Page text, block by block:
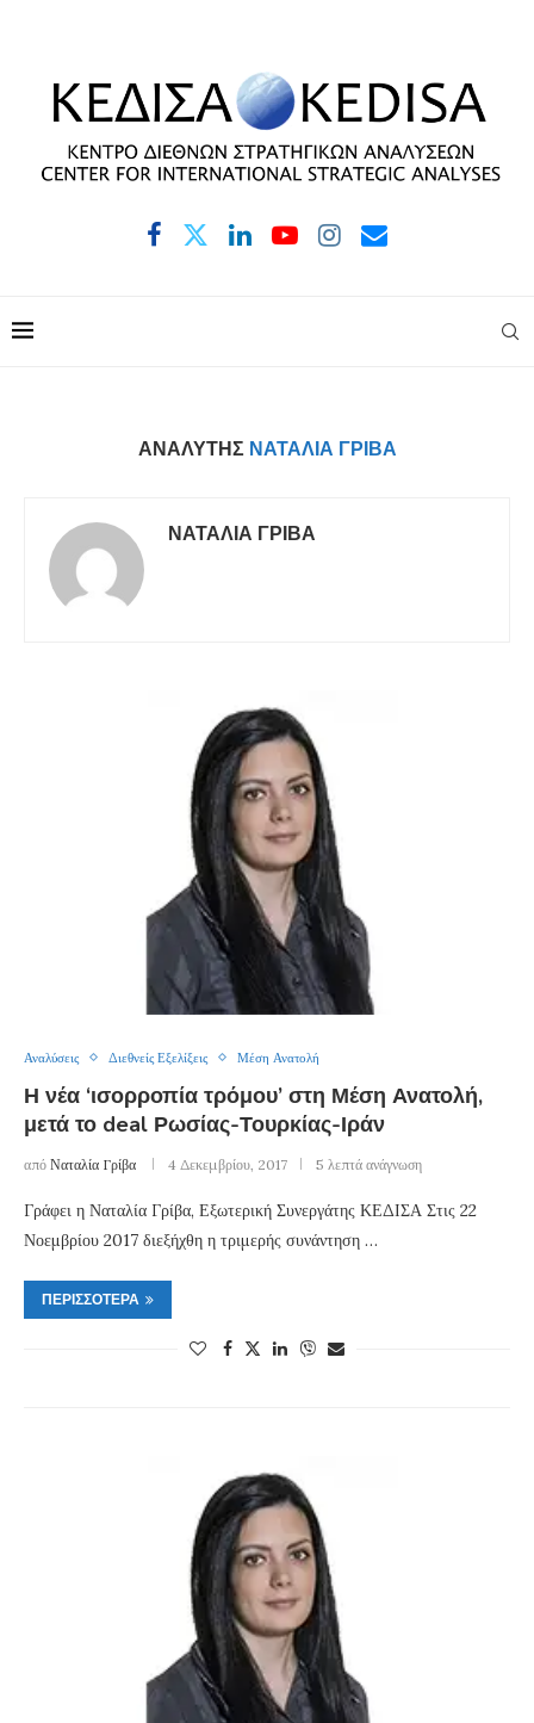
ΑΝΑΛΥΤΉΣ ΝΑΤΑΛΊΑ ΓΡΊΒΑ
ΝΑΤΑΛΊΑ ΓΡΊΒΑ
Αναλύσεις Διεθνείς Εξελίξεις Μέση Ανατολή
Η νέα ‘ισορροπία τρόμου’ στη Μέση Ανατολή,
μετά το deal Ρωσίας-Τουρκίας-Ιράν
από Ναταλία Γρίβα 4 Δεκεμβρίου, 2017 5 λεπτά ανάγνωση
Γράφει η Ναταλία Γρίβα, Εξωτερική Συνεργάτης ΚΕΔΙΣΑ Στις 22
Νοεμβρίου 2017 διεξήχθη η τριμερής συνάντηση …
ΠΕΡΙΣΣΌΤΕΡΑ